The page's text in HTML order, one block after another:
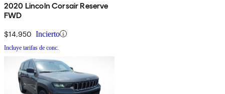
2020 Lincoln Corsair Reserve
FWD
$14,950 Incierto
Incluye tarifas de conc.